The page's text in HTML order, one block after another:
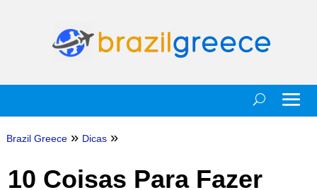
Brazil Greece » Dicas »
10 Coisas Para Fazer